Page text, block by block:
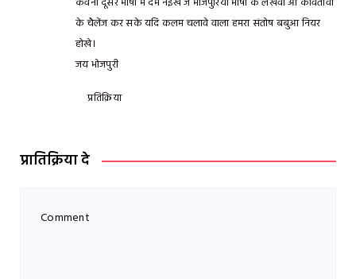
के चैलेंज कर सके यदि कलम चलावे वाला हमरा संतोष बबुआ नियर
होखे।
जय भोजपुरी
प्रतिक्रिया
प्रातिक्रिया दे